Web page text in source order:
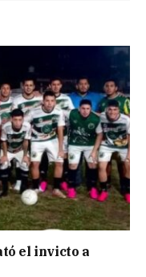
el invicto a